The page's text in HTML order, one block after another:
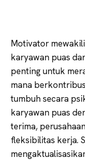
Motivator
karyawan puas
penting untuk
mana
tumbuh secara
karyawan puas
terima,
fleksibilitas kerja.